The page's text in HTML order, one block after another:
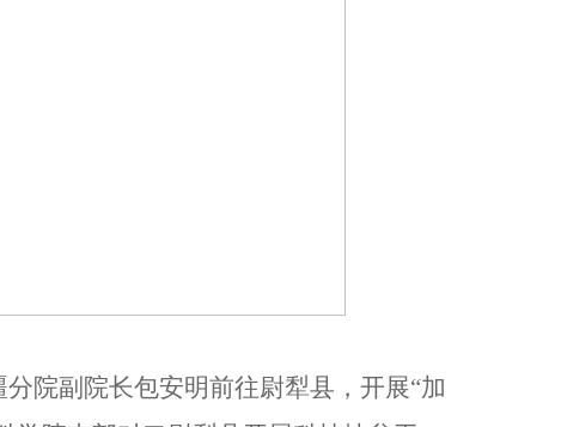
院副院长包安明前往尉犁县，开展“加